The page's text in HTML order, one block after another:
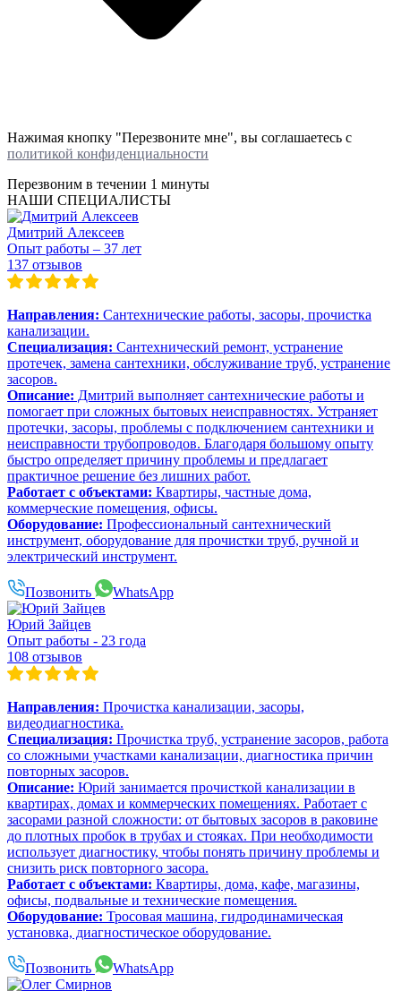
Нажимая кнопку "Перезвоните мне", вы соглашаетесь с
политикой конфиденциальности
Перезвоним в течении 1 минуты
НАШИ СПЕЦИАЛИСТЫ
Дмитрий Алексеев
Опыт работы – 37 лет
137 отзывов
Направления: Сантехнические работы, засоры, прочистка
канализации.
Специализация: Сантехнический ремонт, устранение
протечек, замена сантехники, обслуживание труб, устранение
засоров.
Описание: Дмитрий выполняет сантехнические работы и
помогает при сложных бытовых неисправностях. Устраняет
протечки, засоры, проблемы с подключением сантехники и
неисправности трубопроводов. Благодаря большому опыту
быстро определяет причину проблемы и предлагает
практичное решение без лишних работ.
Работает с объектами: Квартиры, частные дома,
коммерческие помещения, офисы.
Оборудование: Профессиональный сантехнический
инструмент, оборудование для прочистки труб, ручной и
электрический инструмент.
Позвонить WhatsApp
Юрий Зайцев
Опыт работы - 23 года
108 отзывов
Направления: Прочистка канализации, засоры,
видеодиагностика.
Специализация: Прочистка труб, устранение засоров, работа
со сложными участками канализации, диагностика причин
повторных засоров.
Описание: Юрий занимается прочисткой канализации в
квартирах, домах и коммерческих помещениях. Работает с
засорами разной сложности: от бытовых засоров в раковине
до плотных пробок в трубах и стояках. При необходимости
использует диагностику, чтобы понять причину проблемы и
снизить риск повторного засора.
Работает с объектами: Квартиры, дома, кафе, магазины,
офисы, подвальные и технические помещения.
Оборудование: Тросовая машина, гидродинамическая
установка, диагностическое оборудование.
Позвонить WhatsApp